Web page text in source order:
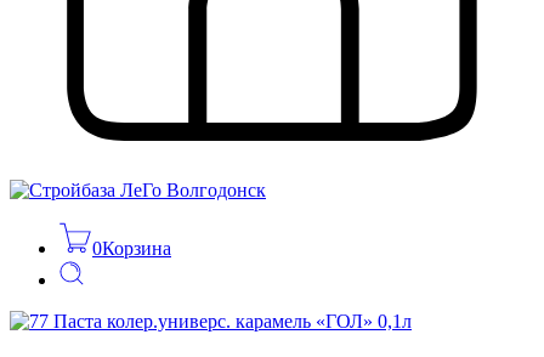
0Корзина